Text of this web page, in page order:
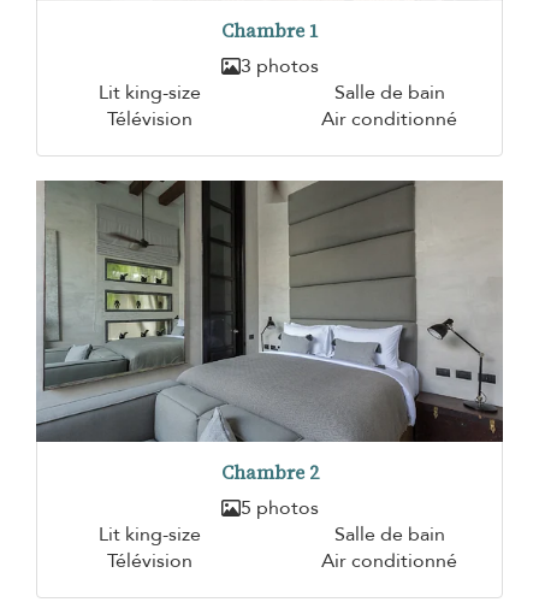
Chambre 1
3 photos
Lit king-size
Salle de bain
Télévision
Air conditionné
Chambre 2
5 photos
Lit king-size
Salle de bain
Télévision
Air conditionné